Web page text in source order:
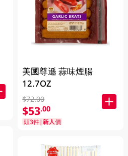
美國尊遜 蒜味煙腸
12.7OZ
$72.00
$53.00
頭3件|新人價